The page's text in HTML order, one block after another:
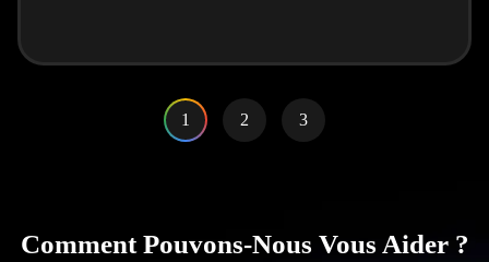
1 2 3
Comment Pouvons-Nous Vous Aider ?